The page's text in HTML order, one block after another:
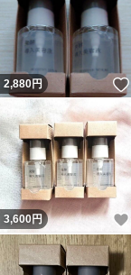
2,880円
3,600円